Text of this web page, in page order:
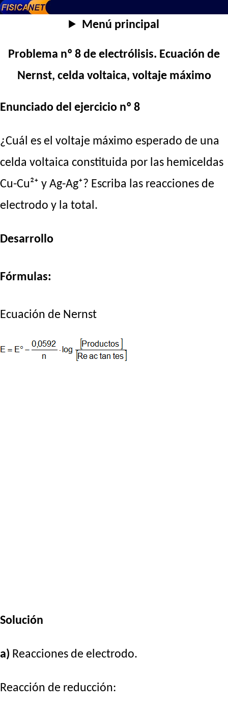
Menú principal
Problema nº 8 de electrólisis. Ecuación de
Nernst, celda voltaica, voltaje máximo
Enunciado del ejercicio nº 8
¿Cuál es el voltaje máximo esperado de una
celda voltaica constituida por las hemiceldas
Cu-Cu²⁺ y Ag-Ag⁺? Escriba las reacciones de
electrodo y la total.
Desarrollo
Fórmulas:
Ecuación de Nernst
Solución
a) Reacciones de electrodo.
Reacción de reducción: